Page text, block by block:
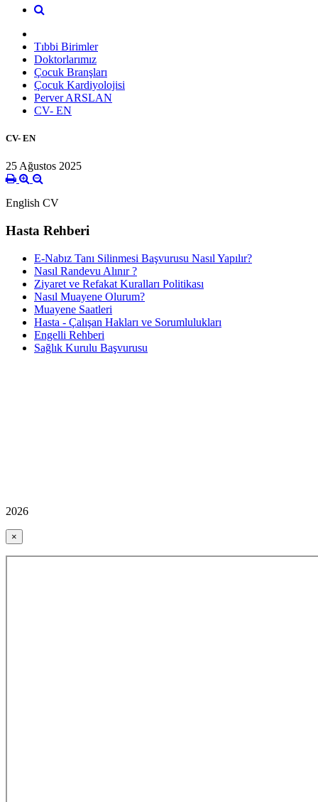
Tıbbi Birimler
Doktorlarımız
Çocuk Branşları
Çocuk Kardiyolojisi
Perver ARSLAN
CV- EN
CV- EN
25 Ağustos 2025
English CV
Hasta Rehberi
E-Nabız Tanı Silinmesi Başvurusu Nasıl Yapılır?
Nasıl Randevu Alınır ?
Ziyaret ve Refakat Kuralları Politikası
Nasıl Muayene Olurum?
Muayene Saatleri
Hasta - Çalışan Hakları ve Sorumlulukları
Engelli Rehberi
Sağlık Kurulu Başvurusu
2026
×